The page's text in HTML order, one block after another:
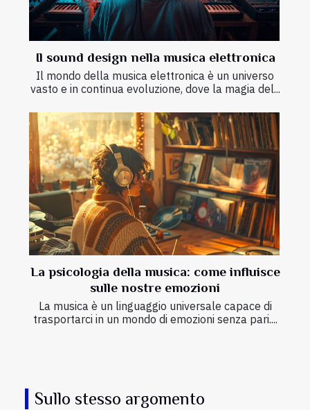
Il sound design nella musica elettronica
Il mondo della musica elettronica è un universo
vasto e in continua evoluzione, dove la magia del...
La psicologia della musica: come influisce
sulle nostre emozioni
La musica è un linguaggio universale capace di
trasportarci in un mondo di emozioni senza pari....
Sullo stesso argomento